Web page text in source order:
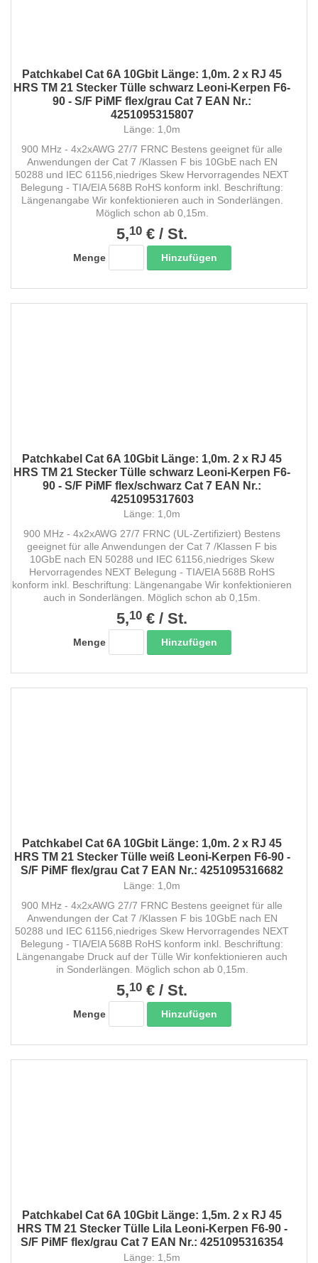
Patchkabel Cat 6A 10Gbit Länge: 1,0m. 2 x RJ 45
HRS TM 21 Stecker Tülle schwarz Leoni-Kerpen F6-
90 - S/F PiMF flex/grau Cat 7 EAN Nr.:
4251095315807
Länge: 1,0m
900 MHz - 4x2xAWG 27/7 FRNC Bestens geeignet für alle
Anwendungen der Cat 7 /Klassen F bis 10GbE nach EN
50288 und IEC 61156,niedriges Skew Hervorragendes NEXT
Belegung - TIA/EIA 568B RoHS konform inkl. Beschriftung:
Längenangabe Wir konfektionieren auch in Sonderlängen.
Möglich schon ab 0,15m.
5,10 € / St.
Menge Hinzufügen
Patchkabel Cat 6A 10Gbit Länge: 1,0m. 2 x RJ 45
HRS TM 21 Stecker Tülle schwarz Leoni-Kerpen F6-
90 - S/F PiMF flex/schwarz Cat 7 EAN Nr.:
4251095317603
Länge: 1,0m
900 MHz - 4x2xAWG 27/7 FRNC (UL-Zertifiziert) Bestens
geeignet für alle Anwendungen der Cat 7 /Klassen F bis
10GbE nach EN 50288 und IEC 61156,niedriges Skew
Hervorragendes NEXT Belegung - TIA/EIA 568B RoHS
konform inkl. Beschriftung: Längenangabe Wir konfektionieren
auch in Sonderlängen. Möglich schon ab 0,15m.
5,10 € / St.
Menge Hinzufügen
Patchkabel Cat 6A 10Gbit Länge: 1,0m. 2 x RJ 45
HRS TM 21 Stecker Tülle weiß Leoni-Kerpen F6-90 -
S/F PiMF flex/grau Cat 7 EAN Nr.: 4251095316682
Länge: 1,0m
900 MHz - 4x2xAWG 27/7 FRNC Bestens geeignet für alle
Anwendungen der Cat 7 /Klassen F bis 10GbE nach EN
50288 und IEC 61156,niedriges Skew Hervorragendes NEXT
Belegung - TIA/EIA 568B RoHS konform inkl. Beschriftung:
Längenangabe Druck auf der Tülle Wir konfektionieren auch
in Sonderlängen. Möglich schon ab 0,15m.
5,10 € / St.
Menge Hinzufügen
Patchkabel Cat 6A 10Gbit Länge: 1,5m. 2 x RJ 45
HRS TM 21 Stecker Tülle Lila Leoni-Kerpen F6-90 -
S/F PiMF flex/grau Cat 7 EAN Nr.: 4251095316354
Länge: 1,5m